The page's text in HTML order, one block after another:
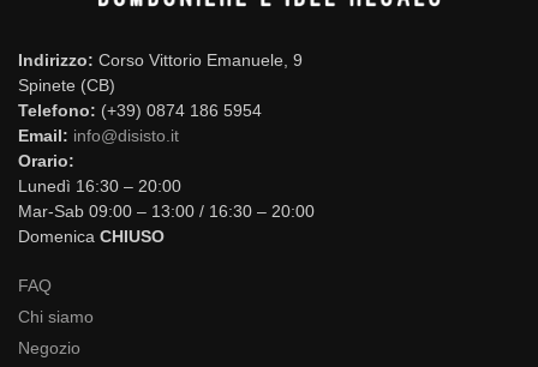
Indirizzo: Corso Vittorio Emanuele, 9
Spinete (CB)
Telefono: (+39) 0874 186 5954
Email: info@disisto.it
Orario:
Lunedì 16:30 – 20:00
Mar-Sab 09:00 – 13:00 / 16:30 – 20:00
Domenica CHIUSO
FAQ
Chi siamo
Negozio